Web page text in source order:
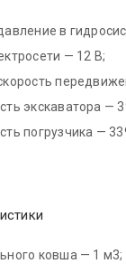
в
— 12 В;
экскаватора —
погрузчика —
ковша — 1 м3;